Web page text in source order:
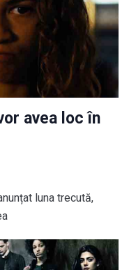
avea loc în
luna trecută,